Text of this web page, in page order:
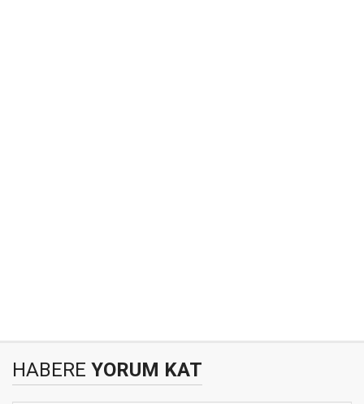
HABERE YORUM KAT